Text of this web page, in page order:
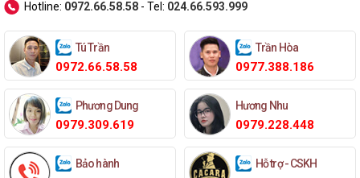
Hotline: 0972.66.58.58 - Tel: 024.66.593.999
Tú Trần
0972.66.58.58
Trần Hòa
0977.388.186
Phương Dung
0979.309.619
Hương Nhu
0979.228.448
Bảo hành Hỗ trợ - CSKH